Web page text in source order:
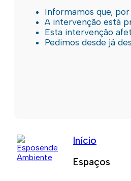
Informamos que,
A intervenção está
Esta intervenção
Pedimos desde já
Início
Espaços